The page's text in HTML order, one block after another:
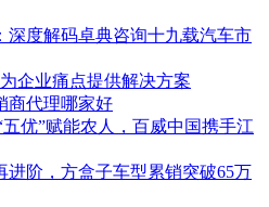
深度解码卓典咨询十九载汽车市
企业痛点提供解决方案
商代理哪家好
优”赋能农人，百威中国携手江
进阶，方盒子车型累销突破65万